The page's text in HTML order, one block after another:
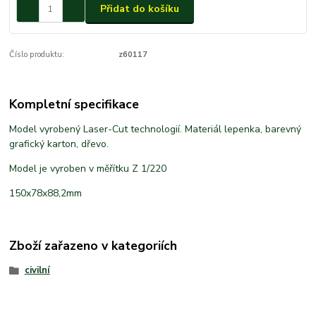
Přidat do košíku
Číslo produktu: z60117
Kompletní specifikace
Model vyrobený Laser-Cut technologií. Materiál lepenka, barevný
grafický karton, dřevo.
Model je vyroben v měřítku Z 1/220
150x78x88,2mm
Zboží zařazeno v kategoriích
civilní